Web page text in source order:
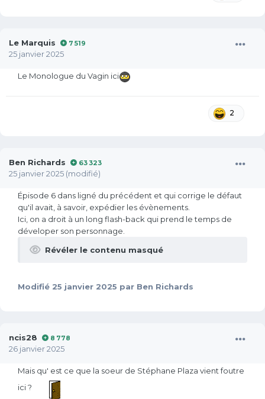
Le Marquis 7 519
25 janvier 2025
Le Monologue du Vagin ici
2
Ben Richards 63 323
25 janvier 2025 (modifié)
Épisode 6 dans ligné du précédent et qui corrige le défaut
qu'il avait, à savoir, expédier les évènements.
Ici, on a droit à un long flash-back qui prend le temps de
déveloper son personnage.
Révéler le contenu masqué
Modifié 25 janvier 2025 par Ben Richards
ncis28 8 778
26 janvier 2025
Mais qu' est ce que la soeur de Stéphane Plaza vient foutre
ici ?